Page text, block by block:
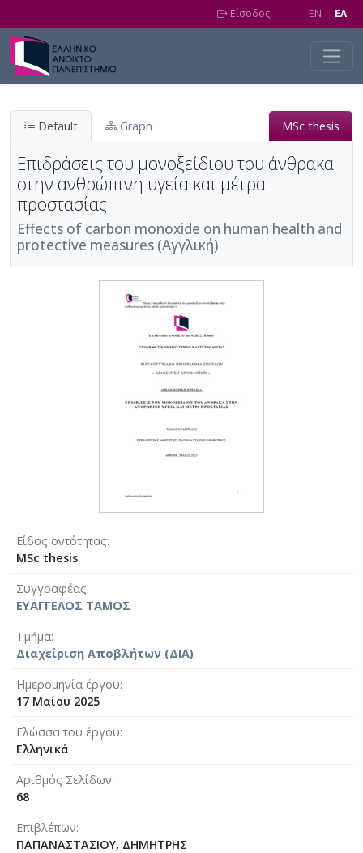
Είσοδος EN EΛ
Default Graph MSc thesis
Επιδράσεις του μονοξείδιου του άνθρακα
στην ανθρώπινη υγεία και μέτρα
προστασίας
Effects of carbon monoxide on human health and
protective measures (Αγγλική)
Είδος οντότητας
MSc thesis
Συγγραφέας
ΕΥΑΓΓΕΛΟΣ ΤΑΜΟΣ
Τμήμα
Διαχείριση Αποβλήτων (ΔΙΑ)
Ημερομηνία έργου
17 Μαίου 2025
Γλώσσα του έργου
Ελληνικά
Αριθμός Σελίδων
68
Επιβλέπων
ΠΑΠΑΝΑΣΤΑΣΙΟΥ, ΔΗΜΗΤΡΗΣ